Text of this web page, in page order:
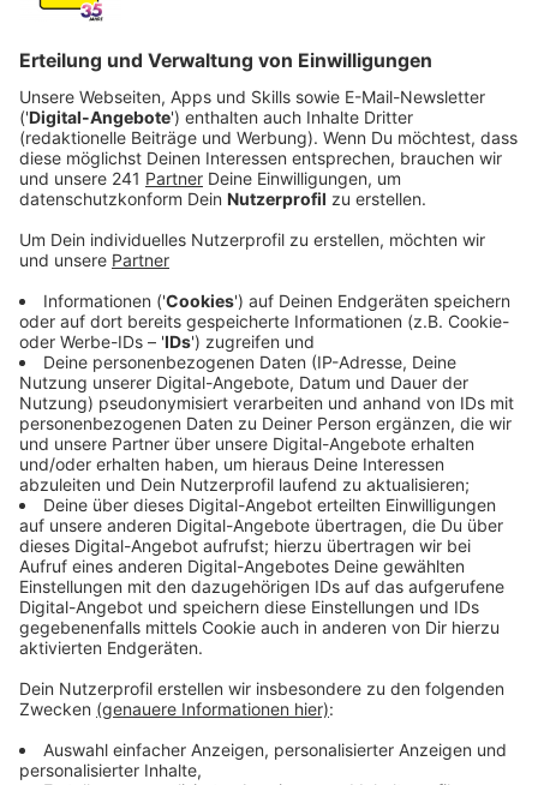
Veröffentlicht:
Anzeige
Mobilität in Leverkusen fördern
Um die Bürgerinnen und Bürger in den umliegenden
Wohngebieten besser anzubinden, stehen die neuen
Lastenfahrräder jetzt in der „Elisabeth-von-Tadden-
Straße“ und in der „Pestalozzistraße“. Sie können zum
Beispiel für den Weg zum Supermarkt, zum Baumarkt
oder zur KiTa genutzt werden. Durch die zwei neuen
Fahrräder entfallen jetzt aber auch die Stationen am
Königsberger Platz und am Graf-Galen-Platz.
Insgesamt verfolgt die wuspi aber das Ziel, die
öffentliche Mobilität in den Wohngebieten in
Leverkusen zu verbessern.
Anzeige
Zwei alte Stationen entfallen
Anzeige